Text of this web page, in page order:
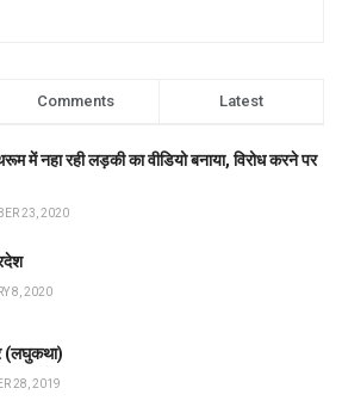
Comments Latest
में नहा रही लड़की का वीडियो बनाया, विरोध करने पर
23, 2020
8, 2020
(लघुकथा)
28, 2019